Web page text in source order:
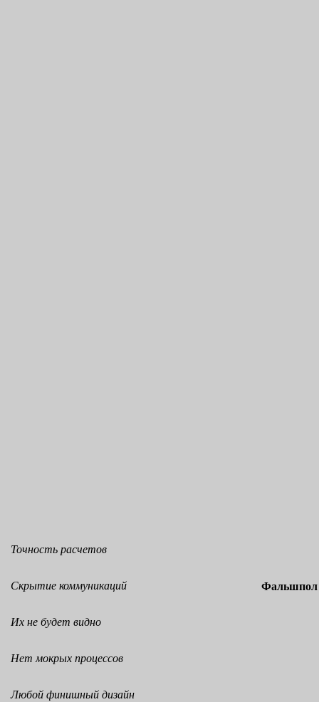
Точность расчетов
Скрытие коммуникаций
Их не будет видно
Нет мокрых процессов
Любой финишный дизайн
Фальшпол